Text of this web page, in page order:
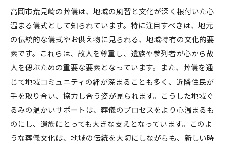
高岡市荒見崎の葬儀は、地域の風習と文化が深く根付いた心
温まる儀式として知られています。特に注目すべきは、地元
の伝統的な儀式やお供え物に見られる、地域特有の文化的要
素です。これらは、故人を尊重し、遺族や参列者が心から故
人を偲ぶための重要な要素となっています。また、葬儀を通
じて地域コミュニティの絆が深まることも多く、近隣住民が
手を取り合い、協力し合う姿が見られます。こうした地域ぐ
るみの温かいサポートは、葬儀のプロセスをより心温まるも
のにし、遺族にとっても大きな支えとなっています。このよ
うな葬儀文化は、地域の伝統を大切にしながらも、新しい時